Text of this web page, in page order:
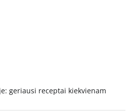
geriausi receptai kiekvienam